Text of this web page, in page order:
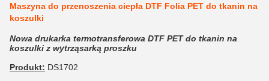
Maszyna do przenoszenia ciepła DTF Folia PET do tkanin na
koszulki
Nowa drukarka termotransferowa DTF PET do tkanin na
koszulki z wytrząsarką proszku
Produkt: DS1702